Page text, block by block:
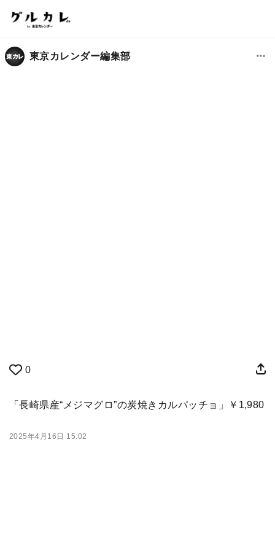
東京カレンダー編集部
0
「長崎県産“メジマグロ”の炭焼きカルパッチョ」￥1,980
2025年4月16日 15:02